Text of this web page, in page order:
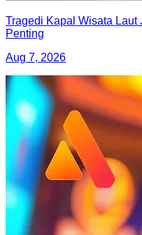
Tragedi Kapal Wisata
Penting
Aug 7, 2026